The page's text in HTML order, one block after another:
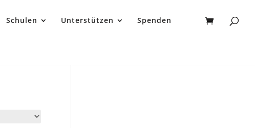
Schulen Unterstützen Spenden